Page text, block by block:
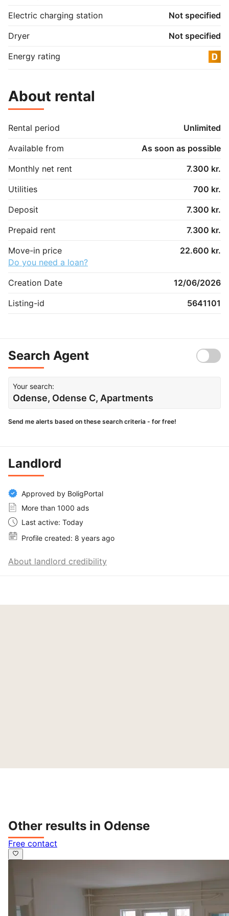
kvarterer, nemlig Skibhuskvarteret. Her bliver du nabo
til hyggelige caféer og masser af butikker. Området er
en skøn blanding af nyt og gammelt, hvilket skaber en
helt særlig atmosfære.
Du er kun et stenkast fra Odense midtby, hvor der er
masser af liv. Nærområdet bugner af kulturelle tilbud
omgivelser og nærhed til dagligdagens nære
aktiviteter.
Electric charging station
Not specified
Dryer
Not specified
Energy rating
About rental
Rental period
Unlimited
Available from
As soon as possible
Monthly net rent
7.300 kr.
Utilities
700 kr.
Deposit
7.300 kr.
Prepaid rent
7.300 kr.
Move-in price
22.600 kr.
Do you need a loan?
Creation Date
12/06/2026
Listing-id
5641101
Search Agent
Your search:
Odense, Odense C, Apartments
Send me alerts based on these search criteria - for free!
Landlord
Approved by BoligPortal
More than 1000 ads
Last active: Today
Profile created: 8 years ago
About landlord credibility
Other results in Odense
Free contact